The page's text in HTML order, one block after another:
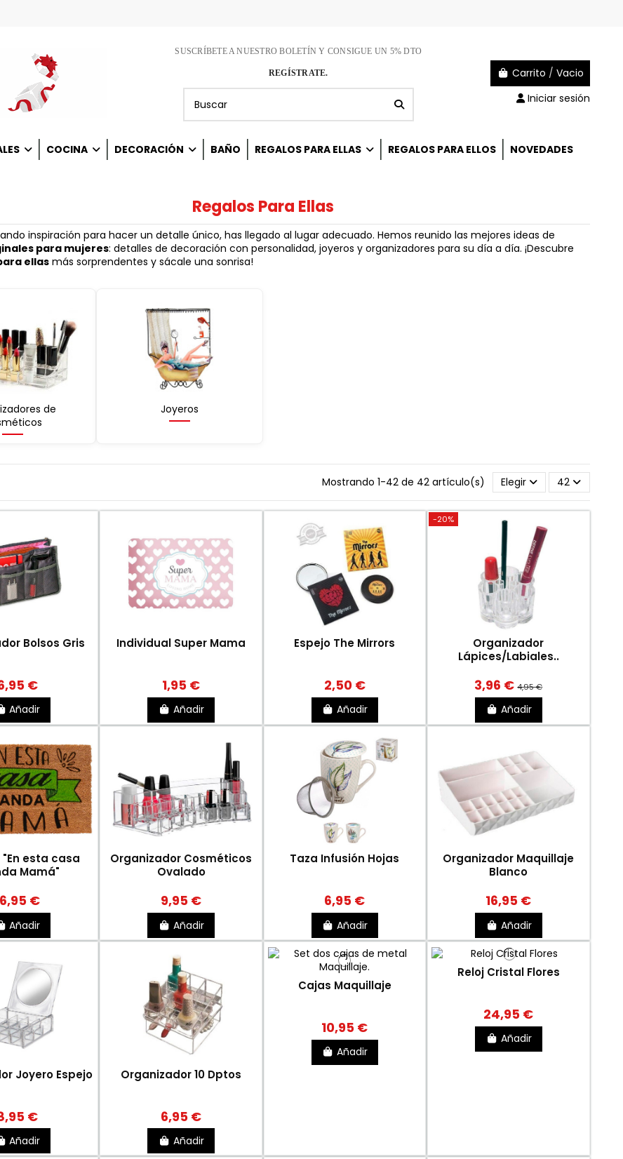
SUSCRÍBETE A NUESTRO BOLETÍN Y CONSIGUE UN 5% DTO
REGÍSTRATE. Carrito / Vacio
Iniciar sesión
COCINA DECORACIÓN BAÑO REGALOS PARA ELLAS REGALOS PARA ELLOS NOVEDADES
Regalos Para Ellas
inspiración para hacer un detalle único, has llegado al lugar adecuado. Hemos reunido las mejores ideas de
para mujeres: detalles de decoración con personalidad, joyeros y organizadores para su día a día. ¡Descubre
ellasmás sorprendentes y sácale una sonrisa!
de
Joyeros
Mostrando 1-42 de 42 artículo(s) Elegir 42
Bolsos Gris
€
Añadir
Individual Super Mama
1,95 €
Añadir
Espejo The Mirrors
2,50 €
Añadir
-20%
Organizador
Lápices/Labiales..
3,96 €4,95 €
Añadir
"En esta casa
Mamá"
€
Añadir
Organizador Cosméticos
Ovalado
9,95 €
Añadir
Taza Infusión Hojas
6,95 €
Añadir
Organizador Maquillaje
Blanco
16,95 €
Añadir
Joyero Espejo
€
Añadir
Organizador 10 Dptos
6,95 €
Añadir
Cajas Maquillaje
10,95 €
Añadir
Reloj Cristal Flores
24,95 €
Añadir